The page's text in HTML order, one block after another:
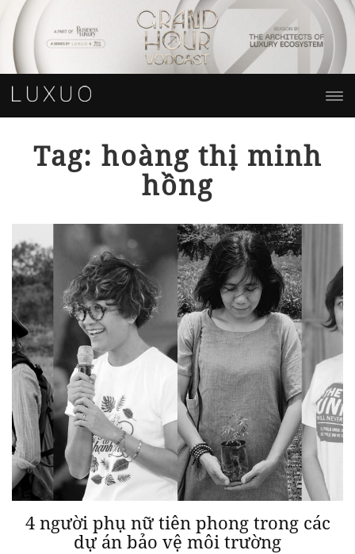
Tag: hoàng thị minh
hồng
4 người phụ nữ tiên phong trong các
dự án bảo vệ môi trường